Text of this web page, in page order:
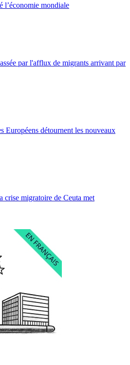
l’économie mondiale
par l'afflux de migrants arrivant par
Européens détournent les nouveaux
crise migratoire de Ceuta met